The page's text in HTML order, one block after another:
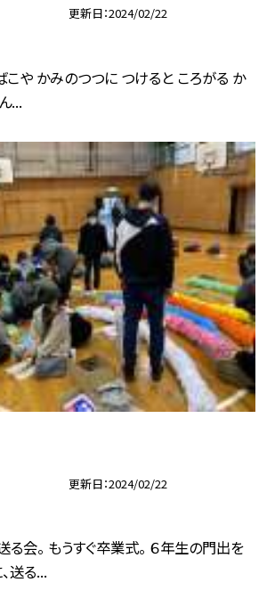
更新日 2024/02/22
こや かみのつつに つけると ころがる か
...
更新日 2024/02/22
る会。 もうすぐ卒業式。 ６年生の門出を
送る...